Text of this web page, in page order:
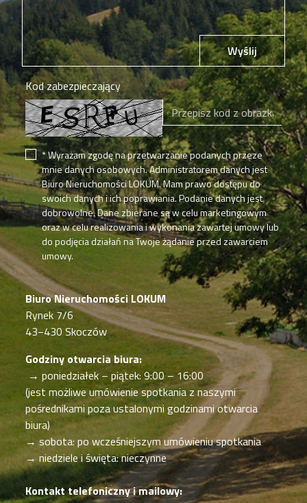
Biuro Nieruchomości LOKUM
Rynek 7/6
43−430 Skoczów
Godziny otwarcia biura:
→ poniedziałek – piątek: 9:00 – 16:00
(jest możliwe umówienie spotkania z naszymi
pośrednikami poza ustalonymi godzinami otwarcia
biura)
→ sobota: po wcześniejszym umówieniu spotkania
→ niedziele i święta: nieczynne
Kontakt telefoniczny i mailowy:
Wyślij
Kod zabezpieczający
* Wyrażam zgodę na przetwarzanie podanych przeze
mnie danych osobowych. Administratorem danych jest
Biuro Nieruchomości LOKUM. Mam prawo dostępu do
swoich danych i ich poprawiania. Podanie danych jest
dobrowolne. Dane zbierane są w celu marketingowym
oraz w celu realizowania i wykonania zawartej umowy lub
do podjęcia działań na Twoje żądanie przed zawarciem
umowy.